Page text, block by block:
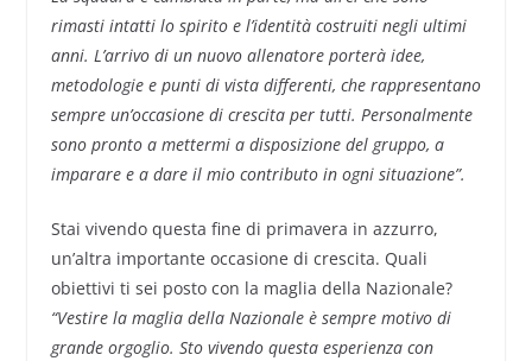
rimasti intatti lo spirito e l’identità costruiti negli ultimi
anni. L’arrivo di un nuovo allenatore porterà idee,
metodologie e punti di vista differenti, che rappresentano
sempre un’occasione di crescita per tutti. Personalmente
sono pronto a mettermi a disposizione del gruppo, a
imparare e a dare il mio contributo in ogni situazione”.
Stai vivendo questa fine di primavera in azzurro,
un’altra importante occasione di crescita. Quali
obiettivi ti sei posto con la maglia della Nazionale?
“Vestire la maglia della Nazionale è sempre motivo di
grande orgoglio. Sto vivendo questa esperienza con